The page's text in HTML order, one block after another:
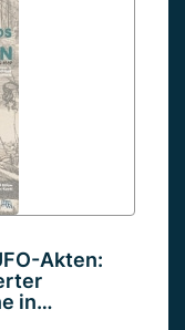
Akten:
in…